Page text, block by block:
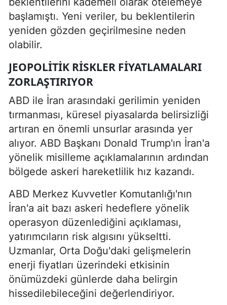
başlamıştı. Yeni veriler, bu beklentilerin
yeniden gözden geçirilmesine neden
olabilir.
JEOPOLITIK RISKLER FIYATLAMALARI
ZORLAŞTIRIYOR
ABD ile İran arasındaki gerilimin yeniden
tırmanması, küresel piyasalarda belirsizliği
artıran en önemli unsurlar arasında yer
alıyor. ABD Başkanı Donald Trump'ın İran'a
yönelik misilleme açıklamalarının ardından
bölgede askeri hareketlilik hız kazandı.
ABD Merkez Kuvvetler Komutanlığı'nın
İran'a ait bazı askeri hedeflere yönelik
operasyon düzenlediğini açıklaması,
yatırımcıların risk algısını yükseltti.
Uzmanlar, Orta Doğu'daki gelişmelerin
enerji fiyatları üzerindeki etkisinin
önümüzdeki günlerde daha belirgin
hissedilebileceğini değerlendiriyor.